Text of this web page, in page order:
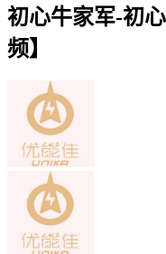
初心牛家军-初
频】